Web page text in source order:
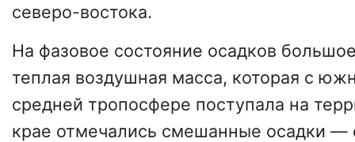
северо-востока.
На фазовое состояние осадков
теплая воздушная масса, которая с
средней тропосфере поступала на
крае отмечались смешанные осадки —